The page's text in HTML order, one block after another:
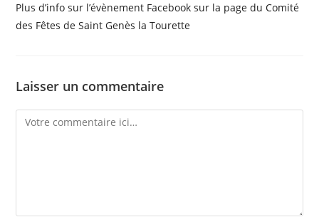
Plus d’info sur l’évènement Facebook sur la page du Comité
des Fêtes de Saint Genès la Tourette
Laisser un commentaire